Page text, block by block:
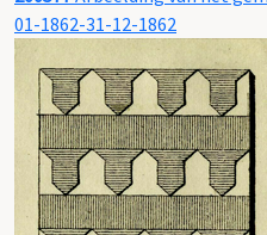
01-1862-31-12-1862